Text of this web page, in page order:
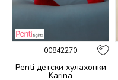
00842270
Penti детски хулахопки
Karina